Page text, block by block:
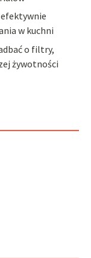
w kuchni
o filtry,
żywotności